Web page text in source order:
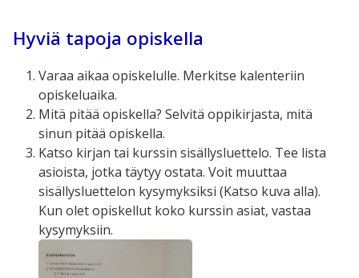
Hyviä tapoja opiskella
Varaa aikaa opiskelulle. Merkitse kalenteriin
opiskeluaika.
Mitä pitää opiskella? Selvitä oppikirjasta, mitä
sinun pitää opiskella.
Katso kirjan tai kurssin sisällysluettelo. Tee lista
asioista, jotka täytyy ostata. Voit muuttaa
sisällysluettelon kysymyksiksi (Katso kuva alla).
Kun olet opiskellut koko kurssin asiat, vastaa
kysymyksiin.